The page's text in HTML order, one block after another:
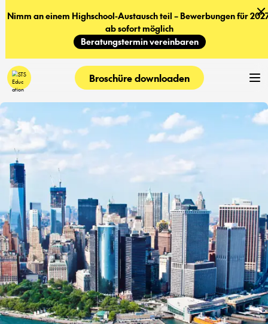
Nimm an einem Highschool-Austausch teil – Bewerbungen für
ab sofort möglich
Beratungstermin vereinbaren
Broschüre downloaden